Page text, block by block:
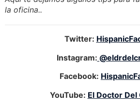
la oficina..
Twitter:
Instagram:
Facebook:
YouTube: El Doctor